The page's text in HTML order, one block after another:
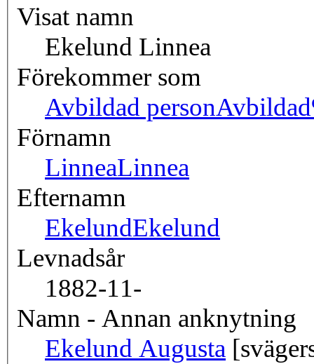
Visat namn
Ekelund Linnea
Förekommer som
Avbildad person
Förnamn
LinneaLinnea
Efternamn
EkelundEkelund
Levnadsår
1882-11-
Namn - Annan anknytning
Ekelund Augusta